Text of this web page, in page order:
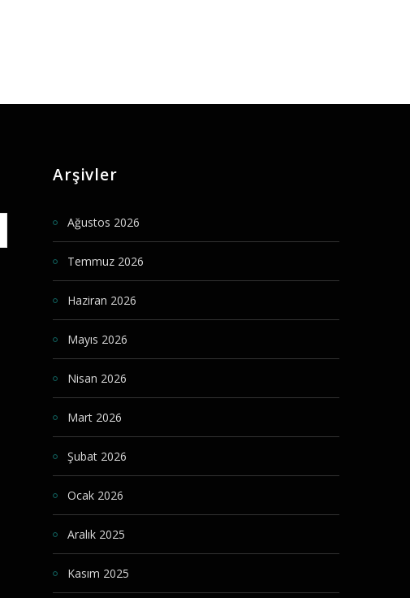
Arşivler
Ağustos 2026
Temmuz 2026
Haziran 2026
Mayıs 2026
Nisan 2026
Mart 2026
Şubat 2026
Ocak 2026
Aralık 2025
Kasım 2025